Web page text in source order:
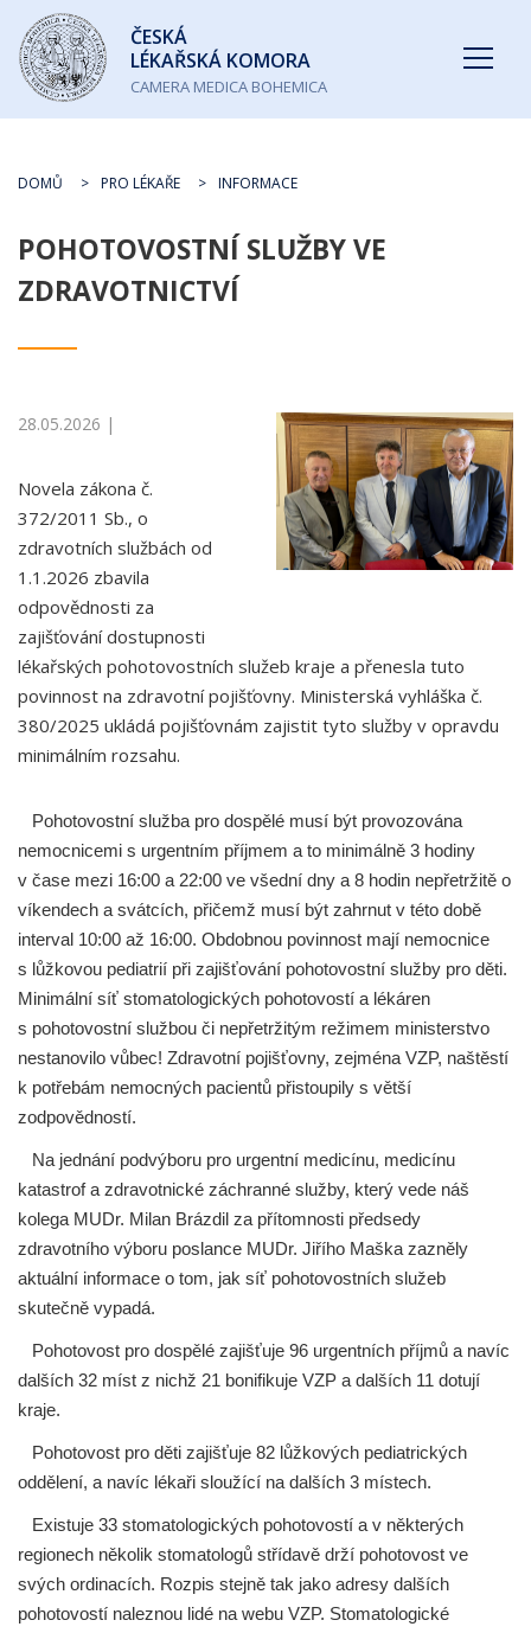
Česká
lékařská
komora
ČESKÁ
LÉKAŘSKÁ KOMORA
CAMERA MEDICA BOHEMICA
DOMŮ PRO LÉKAŘE INFORMACE
POHOTOVOSTNÍ SLUŽBY VE
ZDRAVOTNICTVÍ
28.05.2026 |
Novela zákona č.
372/2011 Sb., o
zdravotních službách od
1.1.2026 zbavila
odpovědnosti za
zajišťování dostupnosti
lékařských pohotovostních služeb kraje a přenesla tuto
povinnost na zdravotní pojišťovny. Ministerská vyhláška č.
380/2025 ukládá pojišťovnám zajistit tyto služby v opravdu
minimálním rozsahu.
Pohotovostní služba pro dospělé musí být provozována
nemocnicemi s urgentním příjmem a to minimálně 3 hodiny
v čase mezi 16:00 a 22:00 ve všední dny a 8 hodin nepřetržitě o
víkendech a svátcích, přičemž musí být zahrnut v této době
interval 10:00 až 16:00. Obdobnou povinnost mají nemocnice
s lůžkovou pediatrií při zajišťování pohotovostní služby pro děti.
Minimální síť stomatologických pohotovostí a lékáren
s pohotovostní službou či nepřetržitým režimem ministerstvo
nestanovilo vůbec! Zdravotní pojišťovny, zejména VZP, naštěstí
k potřebám nemocných pacientů přistoupily s větší
zodpovědností.
Na jednání podvýboru pro urgentní medicínu, medicínu
katastrof a zdravotnické záchranné služby, který vede náš
kolega MUDr. Milan Brázdil za přítomnosti předsedy
zdravotního výboru poslance MUDr. Jiřího Maška zazněly
aktuální informace o tom, jak síť pohotovostních služeb
skutečně vypadá.
Pohotovost pro dospělé zajišťuje 96 urgentních příjmů a navíc
dalších 32 míst z nichž 21 bonifikuje VZP a dalších 11 dotují
kraje.
Pohotovost pro děti zajišťuje 82 lůžkových pediatrických
oddělení, a navíc lékaři sloužící na dalších 3 místech.
Existuje 33 stomatologických pohotovostí a v některých
regionech několik stomatologů střídavě drží pohotovost ve
svých ordinacích. Rozpis stejně tak jako adresy dalších
pohotovostí naleznou lidé na webu VZP. Stomatologické